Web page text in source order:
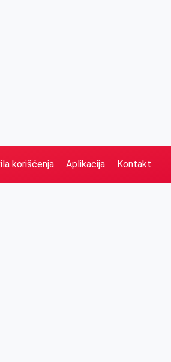
korišćenja Aplikacija Kontakt